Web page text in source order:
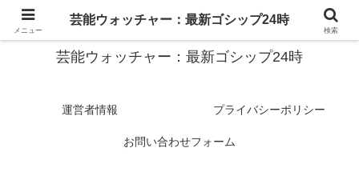
スターたちの裏側を徹底追跡！話題のゴシップがここに集結
芸能ウォッチャー：最新ゴシップ24時
運営者情報 プライバシーポリシー
お問い合わせフォーム
メニュー
芸能ウォッチャー：最新ゴシップ24時
検索